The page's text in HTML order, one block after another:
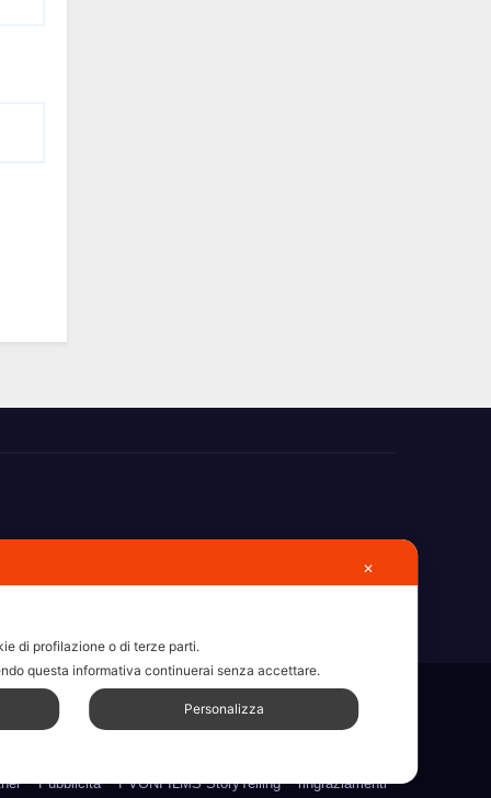
Articoli Chi Siamo Contatti Erba 2022
Pubblicità PVONFILMS StoryTelling ringraziamenti
✕
di profilazione o di terze parti.
questa informativa continuerai senza accettare.
Personalizza